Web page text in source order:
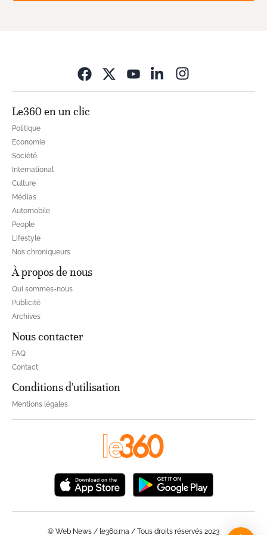
Le360 en un clic
Politique
Economie
Société
International
Culture
Médias
Automobile
People
Lifestyle
Nos chroniqueurs
À propos de nous
Qui sommes-nous
Publicité
Archives
Nous contacter
FAQ
Contact
Conditions d'utilisation
Mentions légales
© Web News / le360.ma / Tous droits réservés 2023